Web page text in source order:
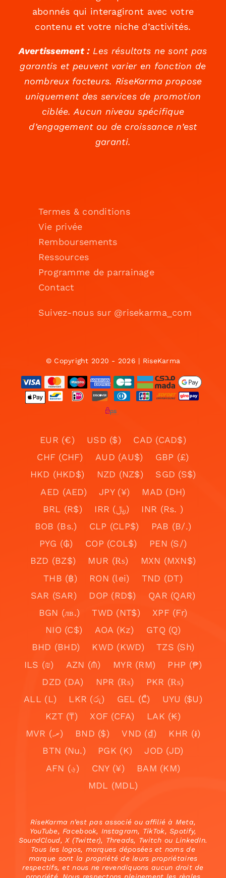
abonnés qui interagiront avec votre
contenu et votre niche d’activités.
Avertissement :Les résultats ne sont pas
garantis et peuvent varier en fonction de
nombreux facteurs. RiseKarma propose
uniquement des services de promotion
ciblée. Aucun niveau spécifique
d’engagement ou de croissance n’est
garanti.
Termes & conditions
Vie privée
Remboursements
Ressources
Programme de parrainage
Contact
Suivez-nous sur @risekarma_com
© Copyright 2020 - 2026 | RiseKarma
EUR (€) USD ($)
CAD (CAD$)
CHF (CHF)
AUD (AU$)
GBP (£)
HKD (HKD$)
NZD (NZ$)
SGD (S$)
AED (AED)
JPY (¥)
MAD (DH)
BRL (R$)
IRR (﷼)
INR (Rs. )
BOB (Bs.)
CLP (CLP$)
PAB (B/.)
PYG (₲)
COP (COL$)
PEN (S/)
BZD (BZ$)
MUR (₨)
MXN (MXN$)
THB (฿)
RON (lei)
TND (DT)
SAR (SAR)
DOP (RD$)
QAR (QAR)
BGN (лв.)
TWD (NT$)
XPF (Fr)
NIO (C$)
AOA (Kz)
GTQ (Q)
BHD (BHD)
KWD (KWD)
TZS (Sh)
ILS (₪)
AZN (₼) MYR (RM)
PHP (₱)
DZD (DA)
NPR (₨)
PKR (₨)
ALL (L)
LKR (රු) GEL (₾)
UYU ($U)
KZT (₸)
XOF (CFA)
LAK (₭)
MVR (.ރ)
BND ($) VND (₫)
KHR (៛)
BTN (Nu.)
PGK (K)
JOD (JD)
AFN (؋)
CNY (¥)
BAM (KM)
MDL (MDL)
RiseKarma n’est pas associé ou affilié à Meta,
YouTube, Facebook, Instagram, TikTok, Spotify,
SoundCloud, X (Twitter), Threads, Twitch ou LinkedIn.
Tous les logos, marques déposées et noms de
marque sont la propriété de leurs propriétaires
respectifs, et nous ne revendiquons aucun droit de